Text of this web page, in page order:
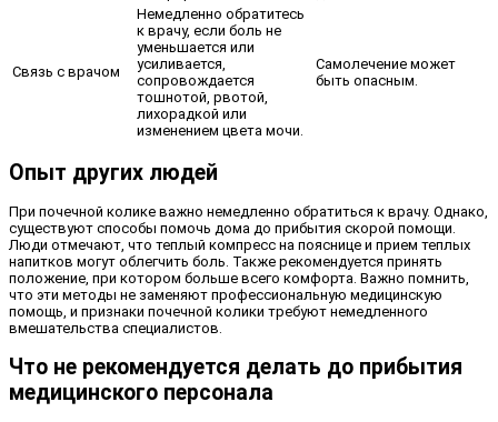
Связь с врачом
Немедленно обратитесь
к врачу, если боль не
уменьшается или
усиливается,
сопровождается
тошнотой, рвотой,
лихорадкой или
изменением цвета мочи.
Самолечение может
быть опасным.
Опыт других людей
При почечной колике важно немедленно обратиться к врачу. Однако,
существуют способы помочь дома до прибытия скорой помощи.
Люди отмечают, что теплый компресс на пояснице и прием теплых
напитков могут облегчить боль. Также рекомендуется принять
положение, при котором больше всего комфорта. Важно помнить,
что эти методы не заменяют профессиональную медицинскую
помощь, и признаки почечной колики требуют немедленного
вмешательства специалистов.
Что не рекомендуется делать до прибытия
медицинского персонала